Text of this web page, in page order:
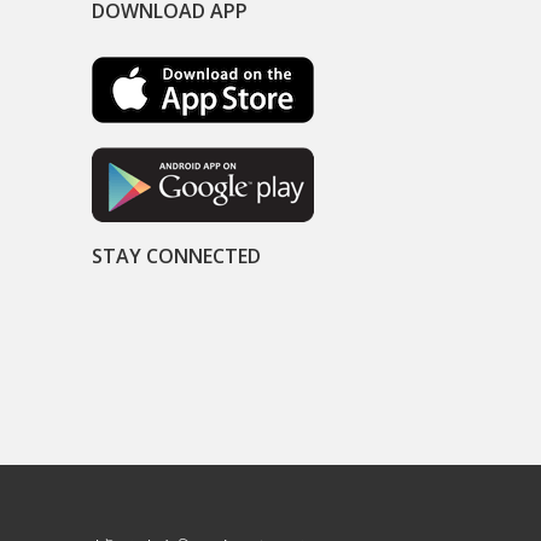
DOWNLOAD APP
STAY CONNECTED